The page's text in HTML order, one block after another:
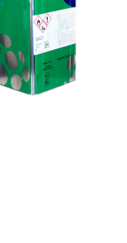
пучковой
Увлажнение
Затяжка
части
Доводка
Отметка следа